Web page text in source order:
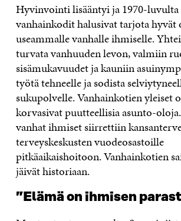
Hyvinvointi lisääntyi ja 1970-luvulta
vanhainkodit halusivat tarjota hyvät
useammalle vanhalle ihmiselle.
turvata vanhuuden levon, valmiin
sisämukavuudet ja kauniin
työtä tehneelle ja sodista
sukupolvelle. Vanhainkotien yleiset
korvasivat puutteellisia asunto-
vanhat ihmiset siirrettiin
terveyskeskusten vuodeosastoille
pitkäaikaishoitoon. Vanhainkotien
jäivät historiaan.
”Elämä on ihmisen